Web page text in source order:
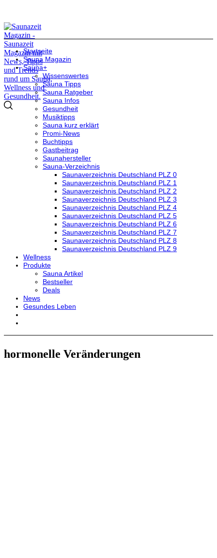
Startseite
Sauna Magazin
Sauna+
Wissenswertes
Sauna Tipps
Sauna Ratgeber
Sauna Infos
Gesundheit
Musiktipps
Sauna kurz erklärt
Promi-News
Buchtipps
Gastbeitrag
Saunahersteller
Sauna-Verzeichnis
Saunaverzeichnis Deutschland PLZ 0
Saunaverzeichnis Deutschland PLZ 1
Saunaverzeichnis Deutschland PLZ 2
Saunaverzeichnis Deutschland PLZ 3
Saunaverzeichnis Deutschland PLZ 4
Saunaverzeichnis Deutschland PLZ 5
Saunaverzeichnis Deutschland PLZ 6
Saunaverzeichnis Deutschland PLZ 7
Saunaverzeichnis Deutschland PLZ 8
Saunaverzeichnis Deutschland PLZ 9
Wellness
Produkte
Sauna Artikel
Bestseller
Deals
News
Gesundes Leben
hormonelle Veränderungen